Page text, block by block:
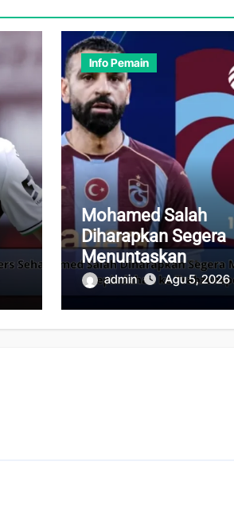
Info Pemain
Mohamed Salah
Diharapkan Segera
Menuntaskan
Kepindahan ke
Trabzonspor
admin Agu 5, 2026